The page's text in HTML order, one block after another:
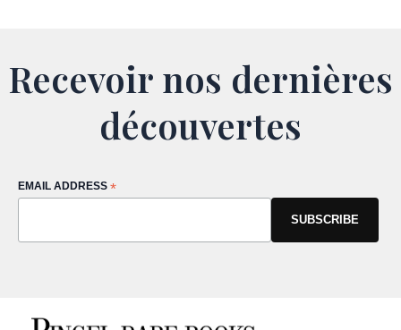
Recevoir nos dernières
découvertes
EMAIL ADDRESS *